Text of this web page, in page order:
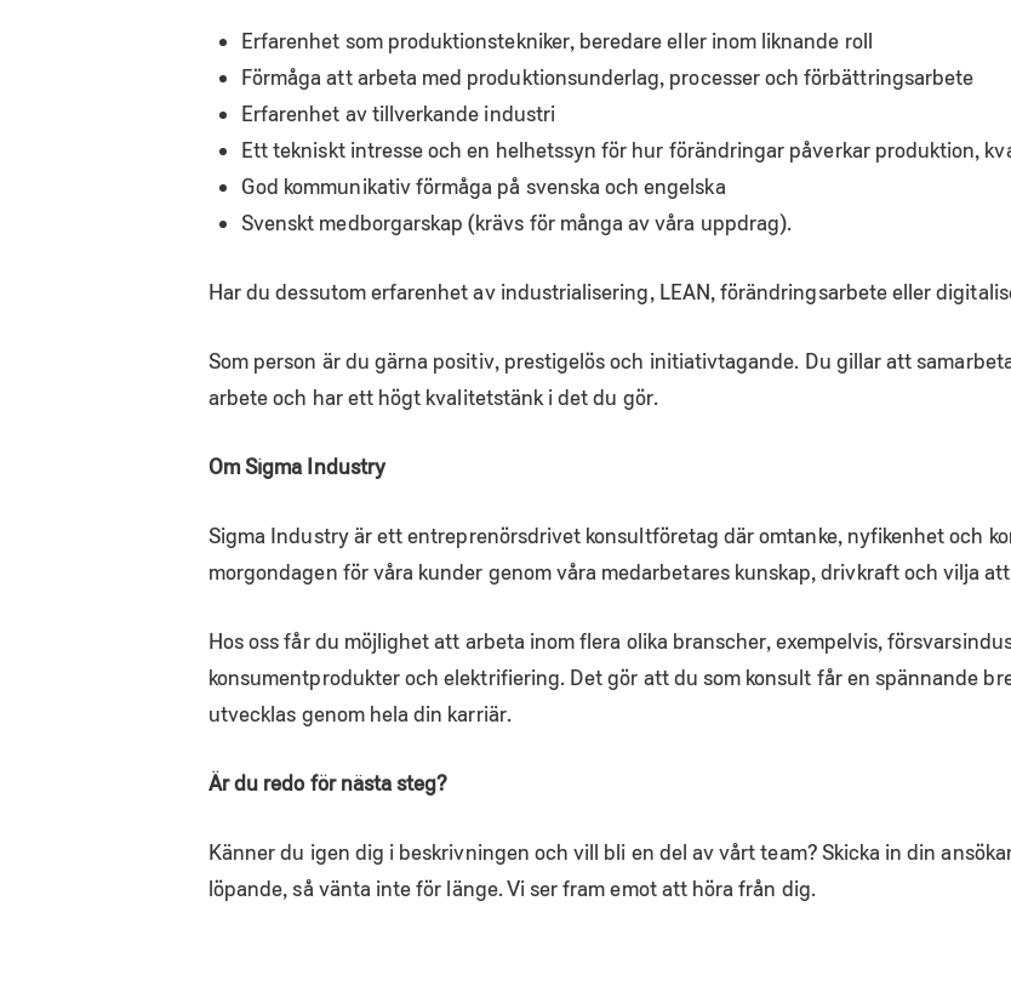
Erfarenhet som produktionstekniker, beredare eller inom liknande roll
Förmåga att arbeta med produktionsunderlag, processer och förbättringsarbete
Erfarenhet av tillverkande industri
Ett tekniskt intresse och en helhetssyn för hur förändringar påverkar produktion,
God kommunikativ förmåga på svenska och engelska
Svenskt medborgarskap (krävs för många av våra uppdrag).
Har du dessutom erfarenhet av industrialisering, LEAN, förändringsarbete eller
Som person är du gärna positiv, prestigelös och initiativtagande. Du gillar att
arbete och har ett högt kvalitetstänk i det du gör.
Om Sigma Industry
Sigma Industry är ett entreprenörsdrivet konsultföretag där omtanke, nyfikenhet och
morgondagen för våra kunder genom våra medarbetares kunskap, drivkraft och vilja
Hos oss får du möjlighet att arbeta inom flera olika branscher, exempelvis,
konsumentprodukter och elektrifiering. Det gör att du som konsult får en spännande
utvecklas genom hela din karriär.
Är du redo för nästa steg?
Känner du igen dig i beskrivningen och vill bli en del av vårt team? Skicka in din
löpande, så vänta inte för länge. Vi ser fram emot att höra från dig.